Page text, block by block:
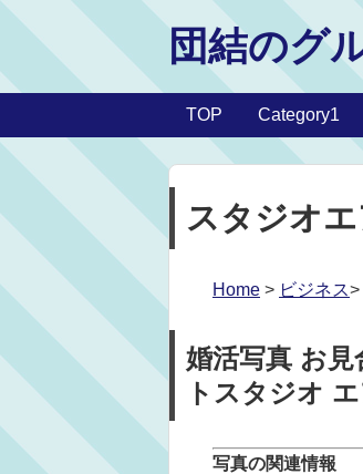
団結のグ
TOP Category1
スタジオ
Home > ビジネス>
婚活写真 お見
トスタジオ
写真の関連情報